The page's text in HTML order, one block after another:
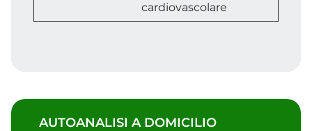
cardiovascolare
AUTOANALISI A DOMICILIO